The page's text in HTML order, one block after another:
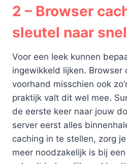
2 – Browser
sleutel naar
Voor een leek kunnen
ingewikkeld lijken. Browser
voorhand misschien ook
praktijk valt dit wel mee.
de eerste keer naar jouw
server eerst alles
caching in te stellen, zorg
meer noodzakelijk is bij